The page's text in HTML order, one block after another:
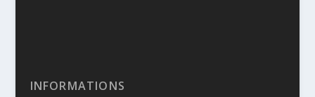
INFORMATIONS